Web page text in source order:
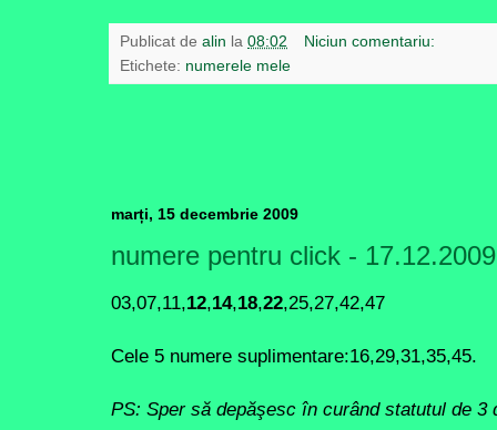
Publicat de alin la 08:02
Niciun comentariu:
Etichete: numerele mele
marți, 15 decembrie 2009
numere pentru click - 17.12.2009
03,07,11,12,14,18,22,25,27,42,47
Cele 5 numere suplimentare:16,29,31,35,45.
PS: Sper să depăşesc în curând statutul de